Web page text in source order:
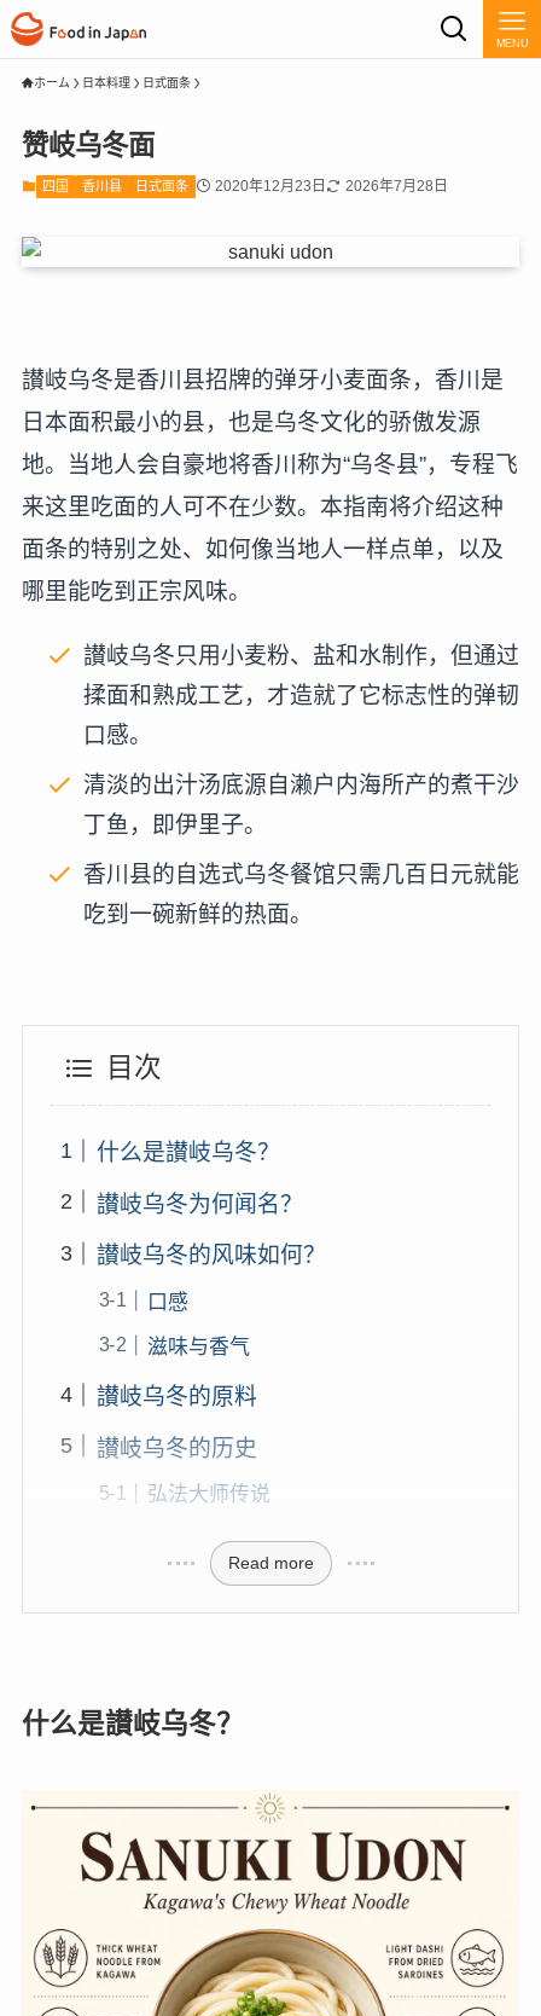
MENU
ホーム 日本料理 日式面条
赞岐乌冬面
四国 香川县 日式面条 2020年12月23日 2026年7月28日
讃岐乌冬是香川县招牌的弹牙小麦面条，香川是
日本面积最小的县，也是乌冬文化的骄傲发源
地。当地人会自豪地将香川称为“乌冬县”，专程飞
来这里吃面的人可不在少数。本指南将介绍这种
面条的特别之处、如何像当地人一样点单，以及
哪里能吃到正宗风味。
讃岐乌冬只用小麦粉、盐和水制作，但通过
揉面和熟成工艺，才造就了它标志性的弹韧
口感。
清淡的出汁汤底源自濑户内海所产的煮干沙
丁鱼，即伊里子。
香川县的自选式乌冬餐馆只需几百日元就能
吃到一碗新鲜的热面。
目次
什么是讃岐乌冬？
讃岐乌冬为何闻名？
讃岐乌冬的风味如何？
口感
滋味与香气
讃岐乌冬的原料
讃岐乌冬的历史
弘法大师传说
Read more
什么是讃岐乌冬？